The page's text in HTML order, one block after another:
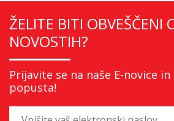
ŽELITE BITI OBVEŠČENI
NOVOSTIH?
Prijavite se na naše E-novice
popusta!